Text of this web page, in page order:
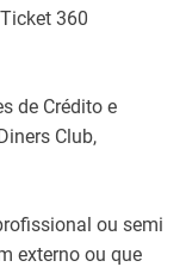
360
de Crédito e
Club,
ou semi
externo ou que